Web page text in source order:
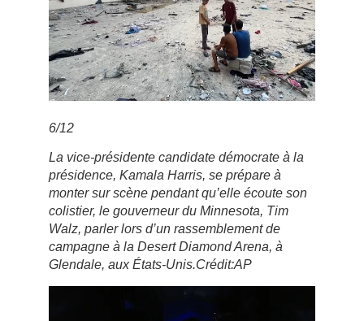
6/12
La vice-présidente candidate démocrate à la
présidence, Kamala Harris, se prépare à
monter sur scène pendant qu’elle écoute son
colistier, le gouverneur du Minnesota, Tim
Walz, parler lors d’un rassemblement de
campagne à la Desert Diamond Arena, à
Glendale, aux États-Unis.Crédit:AP